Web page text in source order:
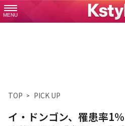
MENU
TOP PICK UP
イ・ドンゴン、罹患率1